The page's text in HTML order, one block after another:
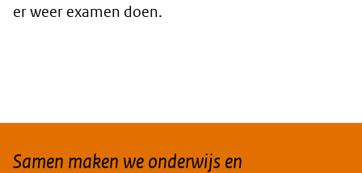
er weer examen doen.
Samen maken we onderwijs en